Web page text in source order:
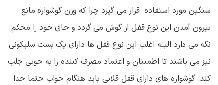
سنگین مورد استفاده قرار می گیرد چرا که وزن گوشواره مانع
بیرون آمدن این نوع قفل از گوش می گردد و جای خود را محکم
نگه می دارد البته اغلب این نوع قفل ها دارای یک بست سلیکونی
نیز می باشند تا اطمینان و اعتماد مصرف کننده را به خوبی جلب
کند. گوشواره های دارای قفل قلابی باید هنگام خواب حتما جدا